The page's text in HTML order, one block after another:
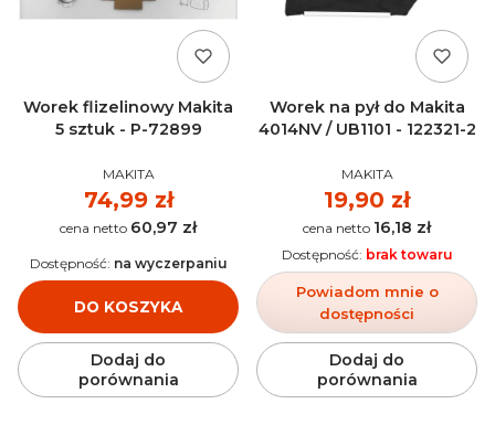
Worek flizelinowy Makita
5 sztuk - P-72899
PRODUCENT
MAKITA
Cena
74,99 zł
Cena 60,97 zł
DO KOSZYKA
Dostępność: na wyczerpaniu
Dodaj do
porównania
Worek na pył do Makita
4014NV / UB1101 - 122321-2
PRODUCENT
MAKITA
Cena
19,90 zł
Cena 16,18 zł
Powiadom mnie o
dostępności
Dostępność: brak towaru
Dodaj do
porównania